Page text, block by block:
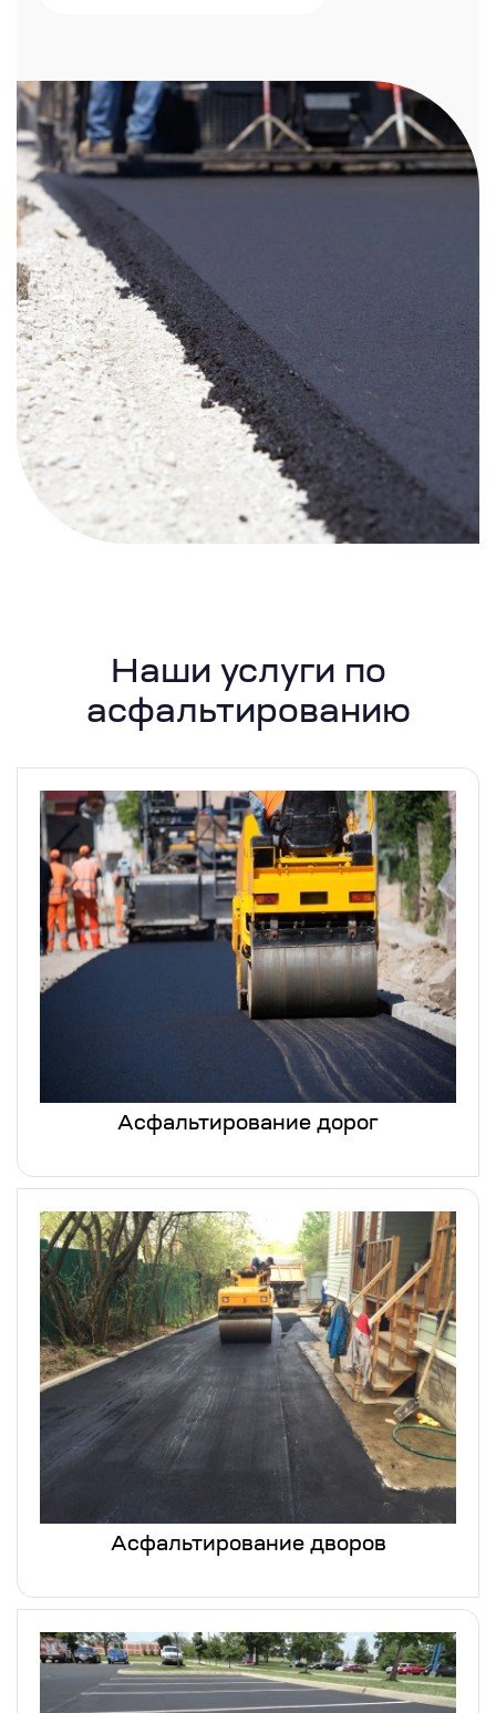
Наши услуги по
асфальтированию
Асфальтирование дорог
Асфальтирование дворов